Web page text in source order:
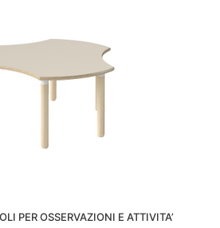
PER OSSERVAZIONI E ATTIVITA’